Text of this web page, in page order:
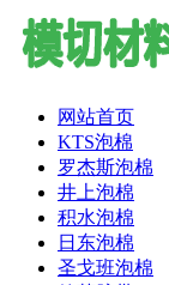
网站首页
KTS泡棉
罗杰斯泡棉
井上泡棉
积水泡棉
日东泡棉
圣戈班泡棉